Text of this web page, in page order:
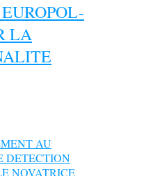
LA